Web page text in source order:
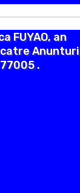
FUYAO, an
Anunturi
.